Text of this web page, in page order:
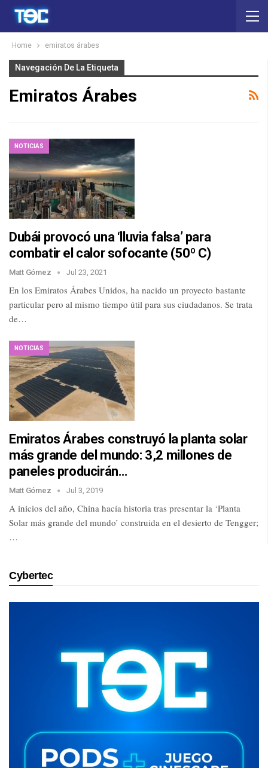
Home emiratos árabes
Navegación De La Etiqueta
Emiratos Árabes
NOTICIAS
Dubái provocó una ‘lluvia falsa’ para
combatir el calor sofocante (50º C)
Matt Gómez Jul 23, 2021
En los Emiratos Árabes Unidos, ha nacido un proyecto bastante
particular pero al mismo tiempo útil para sus ciudadanos. Se trata
de…
NOTICIAS
Emiratos Árabes construyó la planta solar
más grande del mundo: 3,2 millones de
paneles producirán…
Matt Gómez Jul 3, 2019
A inicios del año, China hacía historia tras presentar la ‘Planta
Solar más grande del mundo’ construida en el desierto de Tengger;
…
Cybertec